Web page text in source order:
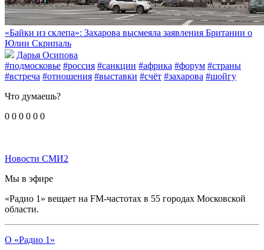
«Байки из склепа»: Захарова высмеяла заявления Британии о
Юлии Скрипаль
Дарья Осипова
#подмосковье #россия #санкции #африка #форум #страны
#встреча #отношения #выставки #счёт #захарова #шойгу
Что думаешь?
0 0 0 0 0 0
Новости СМИ2
Мы в эфире
«Радио 1» вещает на FM-частотах в 55 городах Московской
области.
О «Радио 1»